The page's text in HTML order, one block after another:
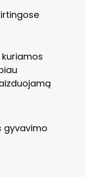
gyvavimo